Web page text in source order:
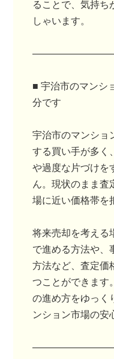
ることで、気持ち
しゃいます。
■ 宇治市のマンシ
分です
宇治市のマンショ
する買い手が多く
や過度な片づけを
ん。現状のまま査
場に近い価格帯を
将来売却を考える
で進める方法や、
方法など、査定価
つことができます
の進め方をゆっく
ンション市場の安